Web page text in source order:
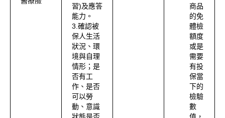
習)及應答
能力。
3.確認被
保人生活
狀況、環
境與自理
情形；是
否有工
作、是否
可以勞
動、意識
商品
的免
體檢
額度
或是
需要
有投
保當
下的
檢驗
數